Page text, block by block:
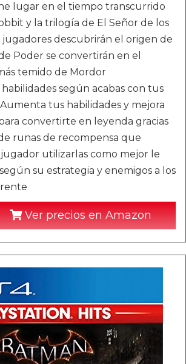
lugar en el tiempo transcurrido
y la trilogía de El Señor de los
jugadores descubrirán el origen de
Poder se convertirán en el
temido de Mordor
según acabas con tus
tus habilidades y mejora
convertirte en leyenda gracias
runas de recompensa que
utilizarlas como mejor le
su estrategia y enemigos a los
Ver precios en Amazon